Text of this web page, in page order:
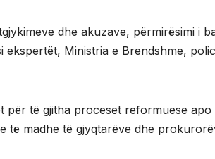
dhe akuzave, përmirësimi i
Ministria e Brendshme,
të gjitha proceset reformuese
të madhe të gjyqtarëve dhe